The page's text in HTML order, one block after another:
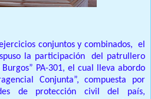
conjuntos y combinados, el
la participación del patrullero
PA-301, el cual lleva abordo
Conjunta”, compuesta por
de protección civil del país,